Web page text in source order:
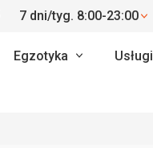
7 dni/tyg. 8:00-23:00
Egzotyka Usługi